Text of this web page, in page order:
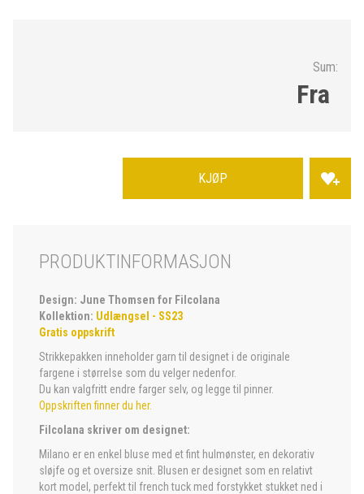
Sum:
Fra
KJØP
PRODUKTINFORMASJON
Design: June Thomsen for Filcolana
Kollektion: Udlængsel - SS23
Gratis oppskrift
Strikkepakken inneholder garn til designet i de originale
fargene i størrelse som du velger nedenfor.
Du kan valgfritt endre farger selv, og legge til pinner.
Oppskriften finner du her.
Filcolana skriver om designet:
Milano er en enkel bluse med et fint hulmønster, en dekorativ
sløjfe og et oversize snit. Blusen er designet som en relativt
kort model, perfekt til french tuck med forstykket stukket ned i